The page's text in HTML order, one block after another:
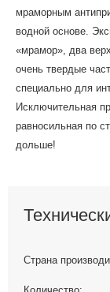
мраморным
водной основе.
«мрамор», два
очень твердые
специально для
Исключительная
равносильная по
дольше!
Страна